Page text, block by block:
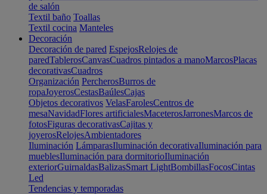
de salón
Textil baño Toallas
Textil cocina Manteles
Decoración
Decoración de pared EspejosRelojes de
paredTablerosCanvasCuadros pintados a manoMarcosPlacas
decorativasCuadros
Organización PercherosBurros de
ropaJoyerosCestasBaúlesCajas
Objetos decorativos VelasFarolesCentros de
mesaNavidadFlores artificialesMaceterosJarronesMarcos de
fotosFiguras decorativasCajitas y
joyerosRelojesAmbientadores
Iluminación LámparasIluminación decorativaIluminación para
mueblesIluminación para dormitorioIluminación
exteriorGuirnaldasBalizasSmart LightBombillasFocosCintas
Led
Tendencias y temporadas